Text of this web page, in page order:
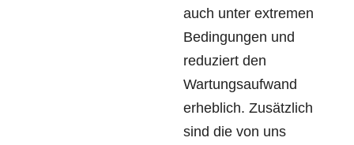
auch unter extremen
Bedingungen und
reduziert den
Wartungsaufwand
erheblich. Zusätzlich
sind die von uns